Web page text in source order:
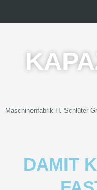
Maschinenfabrik H. Schlüter
DAMIT